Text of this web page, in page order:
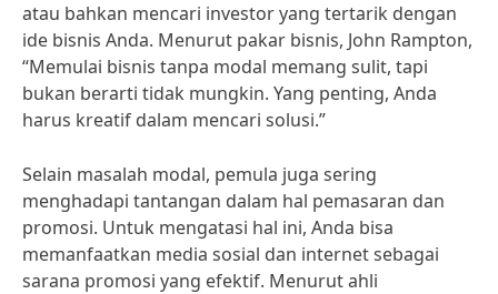
atau bahkan mencari investor yang tertarik dengan
ide bisnis Anda. Menurut pakar bisnis, John Rampton,
“Memulai bisnis tanpa modal memang sulit, tapi
bukan berarti tidak mungkin. Yang penting, Anda
harus kreatif dalam mencari solusi.”
Selain masalah modal, pemula juga sering
menghadapi tantangan dalam hal pemasaran dan
promosi. Untuk mengatasi hal ini, Anda bisa
memanfaatkan media sosial dan internet sebagai
sarana promosi yang efektif. Menurut ahli